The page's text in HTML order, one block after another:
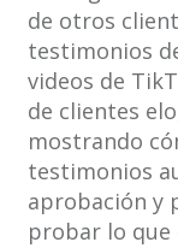
de otros
testimonios
videos de
de clientes
mostrando
testimonios
aprobación y
probar lo que